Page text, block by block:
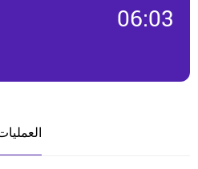
06:03